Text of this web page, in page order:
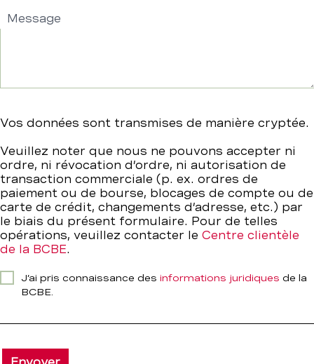
Message
Vos données sont transmises de manière cryptée.
Veuillez noter que nous ne pouvons accepter ni
ordre, ni révocation d’ordre, ni autorisation de
transaction commerciale (p. ex. ordres de
paiement ou de bourse, blocages de compte ou de
carte de crédit, changements d’adresse, etc.) par
le biais du présent formulaire. Pour de telles
opérations, veuillez contacter le Centre clientèle
de la BCBE.
J’ai pris connaissance des informations juridiques de la
BCBE.